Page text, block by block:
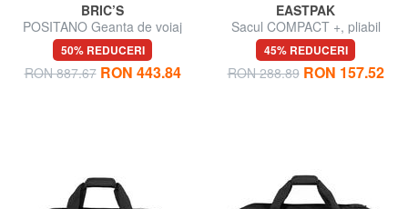
BRIC’S
POSITANO Geanta de voiaj
50% REDUCERI
RON 887.67 RON 443.84
EASTPAK
Sacul COMPACT +, pliabil
45% REDUCERI
RON 288.89 RON 157.52